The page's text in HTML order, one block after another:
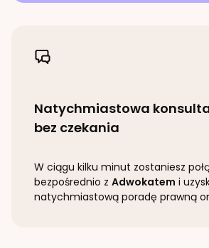
Natychmiastowa
bez czekania
W ciągu kilku minut zostaniesz
bezpośrednio z Adwokatem i
natychmiastową poradę prawną